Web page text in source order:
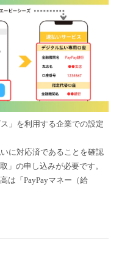
」を利用する企業での設定
に対応済であることを確認
」の申し込みが必要です。
は「PayPayマネー（給